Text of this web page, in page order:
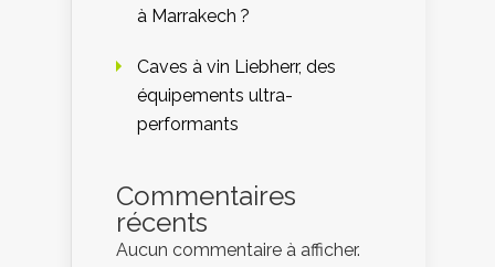
à Marrakech ?
Caves à vin Liebherr, des
équipements ultra-
performants
Commentaires
récents
Aucun commentaire à afficher.